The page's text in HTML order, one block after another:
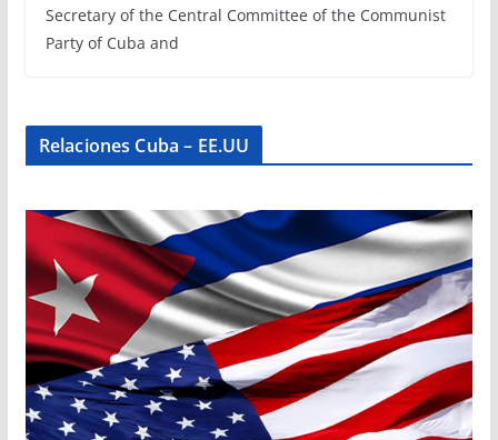
Secretary of the Central Committee of the Communist
Party of Cuba and
Relaciones Cuba – EE.UU